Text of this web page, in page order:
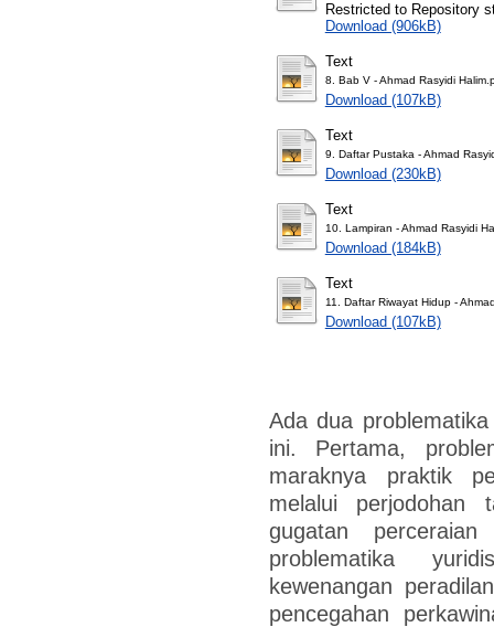
Restricted to Repository
Download (906kB)
Text
8. Bab V - Ahmad Rasyidi
Download (107kB)
Text
9. Daftar Pustaka - Ahmad
Download (230kB)
Text
10. Lampiran - Ahmad Rasyidi
Download (184kB)
Text
11. Daftar Riwayat Hidup -
Download (107kB)
Ada dua
ini. Pertama,
maraknya praktik
melalui perjodohan
gugatan
problematika
kewenangan
pencegahan